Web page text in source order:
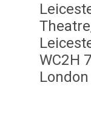
WC2H
London